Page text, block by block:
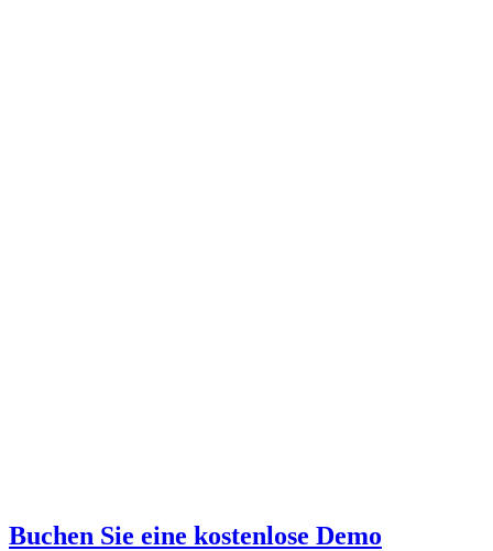
Buchen Sie eine kostenlose Demo